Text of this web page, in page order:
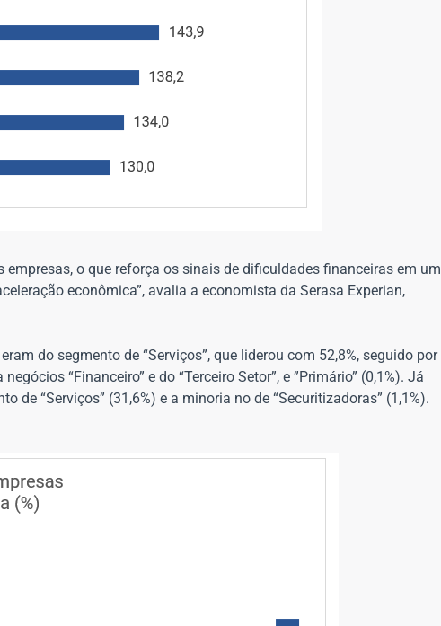
o que reforça os sinais de dificuldades financeiras em um
econômica”, avalia a economista da Serasa Experian,
do segmento de “Serviços”, que liderou com 52,8%, seguido por
“Financeiro” e do “Terceiro Setor”, e ”Primário” (0,1%). Já
“Serviços” (31,6%) e a minoria no de “Securitizadoras” (1,1%).